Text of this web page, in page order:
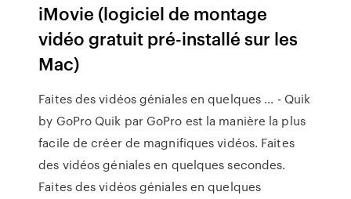
iMovie (logiciel de montage
vidéo gratuit pré-installé sur les
Mac)
Faites des vidéos géniales en quelques ... - Quik
by GoPro Quik par GoPro est la manière la plus
facile de créer de magnifiques vidéos. Faites
des vidéos géniales en quelques secondes.
Faites des vidéos géniales en quelques